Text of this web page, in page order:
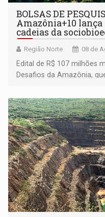
BOLSAS DE
Amazônia+10
cadeias da
Região Norte 08 de
Edital de R$ 107 milhões
Desafios da Amazônia,
submissão de pré-
setembro